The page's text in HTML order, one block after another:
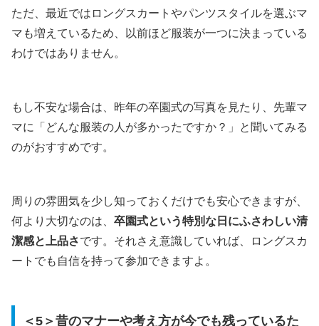
ただ、最近ではロングスカートやパンツスタイルを選ぶマ
マも増えているため、以前ほど服装が一つに決まっている
わけではありません。
もし不安な場合は、昨年の卒園式の写真を見たり、先輩マ
マに「どんな服装の人が多かったですか？」と聞いてみる
のがおすすめです。
周りの雰囲気を少し知っておくだけでも安心できますが、
何より大切なのは、 卒園式という特別な日にふさわしい清
潔感と上品さです。それさえ意識していれば、ロングスカ
ートでも自信を持って参加できますよ。
＜5＞昔のマナーや考え方が今でも残っているた